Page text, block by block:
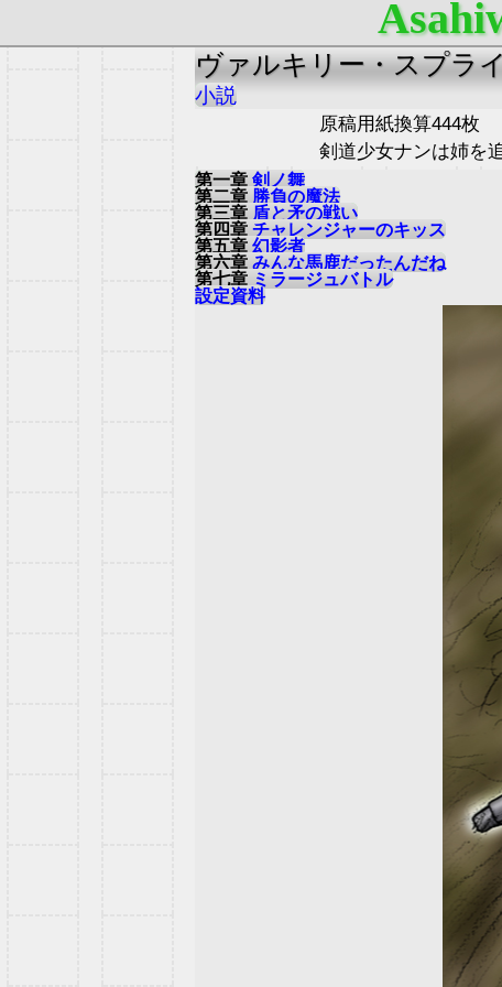
ヴァルキリー・スプラ
小説
原稿用紙換算444枚
剣道少女ナンは姉を
第一章 剣ノ舞
第二章 勝負の魔法
第三章 盾と矛の戦い
第四章 チャレンジャーのキッス
第五章 幻影者
第六章 みんな馬鹿だったんだね
第七章 ミラージュバトル
設定資料